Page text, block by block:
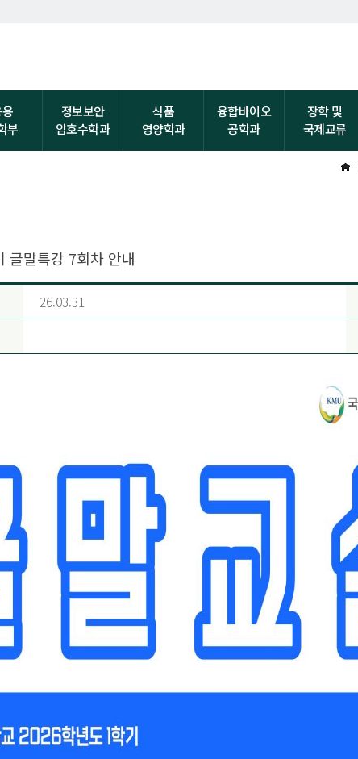
부
정보보안
암호수학과
식품
영양학과
융합바이오
공학과
장학 및
국제교류
글말특강 7회차 안내
26.03.31